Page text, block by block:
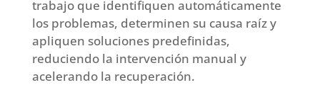
trabajo que identifiquen automáticamente
los problemas, determinen su causa raíz y
apliquen soluciones predefinidas,
reduciendo la intervención manual y
acelerando la recuperación.